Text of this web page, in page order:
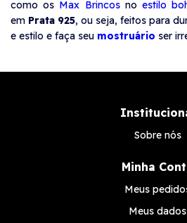
como os Max Brincosnoestilo
em Prata 925, ou seja, feitos para
e estilo e faça seu mostruário ser
Sobre nós
Minha
Meus
Meus dados